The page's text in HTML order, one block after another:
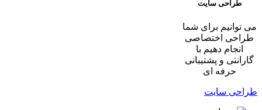
طراحی سایت
می توانیم برای شما
طراحی اختصاصی
انجام دهیم با
گارانتی و پشتیبانی
حرفه ای
طراحی سایت